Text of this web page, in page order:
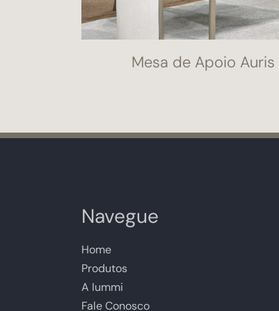
Mesa de Apoio Auris
Navegue
Home
Produtos
A Iummi
Fale Conosco